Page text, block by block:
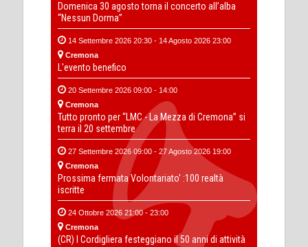
Domenica 30 agosto torna il concerto all’alba
“Nessun Dorma”
14 Settembre 2026 20:30 - 14 Agosto 2026 23:00
Cremona
L'evento benefico
20 Settembre 2026 09:00 - 14:00
Cremona
Tutto pronto per “LMC - La Mezza di Cremona” si
terra il 20 settembre
27 Settembre 2026 09:00 - 27 Agosto 2026 19:00
Cremona
Prossima fermata Volontariato' :100 realtà
iscritte
24 Ottobre 2026 21:00 - 23:00
Cremona
(CR) I Cordigliera festeggiano il 50 anni di attività